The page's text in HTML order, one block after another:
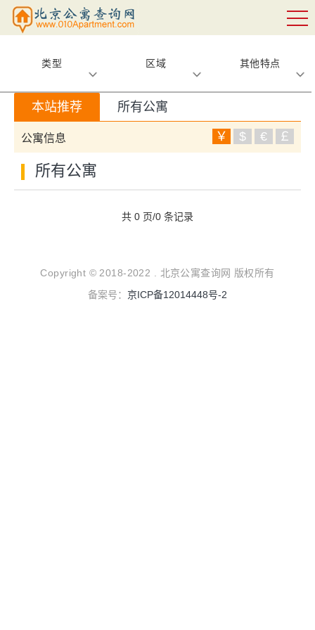
类型 区域 其他特点
本站推荐 所有公寓
公寓信息 ￥ $ € ￡
所有公寓
共 0 页/0 条记录
Copyright © 2018-2022 . 北京公寓查询网 版权所有
备案号： 京ICP备12014448号-2